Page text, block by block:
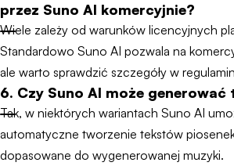
przez Suno AI komercyjnie?
Wiele zależy od warunków licencyjnych
Standardowo Suno AI pozwala na
ale warto sprawdzić szczegóły w
6. Czy Suno AI może generować
Tak, w niektórych wariantach Suno AI
automatyczne tworzenie tekstów
dopasowane do wygenerowanej muzyki.